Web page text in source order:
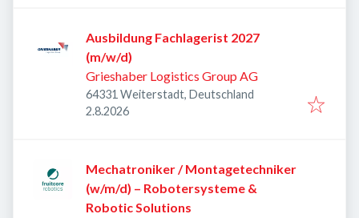
Ausbildung Fachlagerist 2027
(m/w/d)
Grieshaber Logistics Group AG
64331 Weiterstadt, Deutschland
Veröffentlicht
2.8.2026
Mechatroniker / Montagetechniker
(w/m/d) – Robotersysteme &
Robotic Solutions